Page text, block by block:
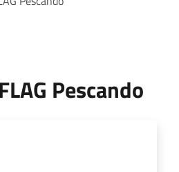
Pescando